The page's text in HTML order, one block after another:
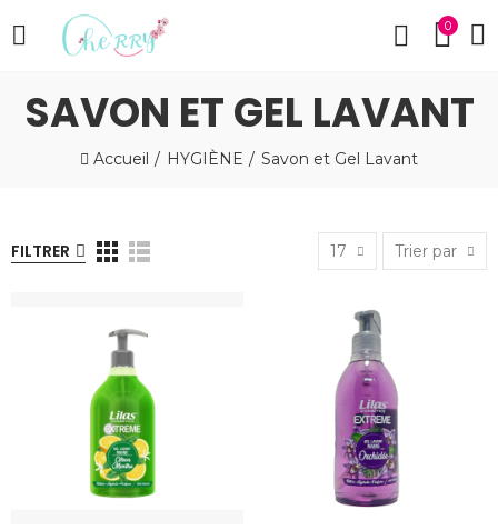
0
SAVON ET GEL LAVANT
Accueil HYGIÈNE Savon et Gel Lavant
FILTRER 17 Trier par